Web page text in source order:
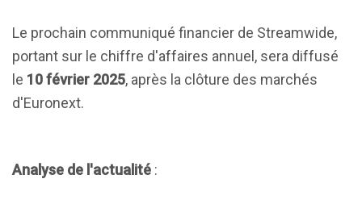
Le prochain communiqué financier de Streamwide,
portant sur le chiffre d'affaires annuel, sera diffusé
le 10 février 2025, après la clôture des marchés
d'Euronext.
Analyse de l'actualité :